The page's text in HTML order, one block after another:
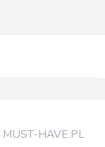
MUST-HAVE.PL